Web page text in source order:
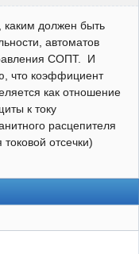
каким должен быть
автоматов
СОПТ. И
что коэффициент
как отношение
к току
расцепителя
токовой отсечки)